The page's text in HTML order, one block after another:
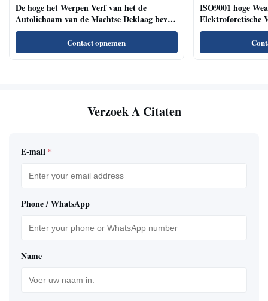
De hoge het Werpen Verf van het de
Autolichaam van de Machtse Deklaag bevat
geen Heavy metal
Contact opnemen
ISO9001 hoge
Elektroforetische
Bedrijfsvoertuigen
Verzoek A Citaten
E-mail *
Phone / WhatsApp
Name